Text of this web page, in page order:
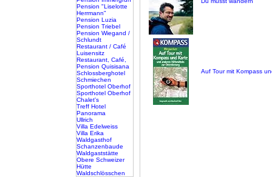
Pension "Liselotte
Herrmann"
Pension Luzia
Pension Triebel
Pension Wiegand /
Schlundt
Restaurant / Café
Luisensitz
Restaurant, Café,
Pension Quisisana
Schlossberghotel
Schmiechen
Sporthotel Oberhof
Sporthotel Oberhof
Chalet's
Treff Hotel
Panorama
Ullrich
Villa Edelweiss
Villa Erika
Waldgasthof
Schanzenbaude
Waldgaststätte
Obere Schweizer
Hütte
Waldschlösschen
Auf Tour mit Kompass